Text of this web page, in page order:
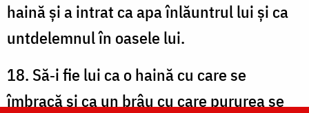
haină și a intrat ca apa înlăuntrul lui și ca
untdelemnul în oasele lui.
18. Să‑i fie lui ca o haină cu care se
îmbracă și ca un brâu cu care pururea se